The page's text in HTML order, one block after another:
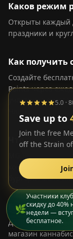
🌿
Участники
скидку до 40%
недели —
бесплатное.
Каков режим
Открыты каждый
праздники и
Как получить
Создайте
Points через
участника в
Что подают в
кофе, смузи,
бургеры,
Есть ли
Да — Magical
магазин
5.0 ·
Save up to
Join the free
off the Strain